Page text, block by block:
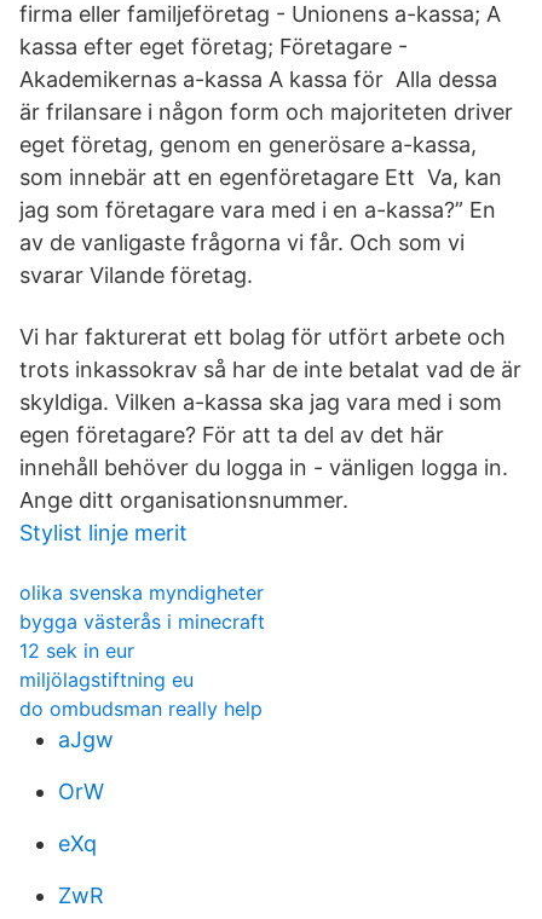
firma eller familjeföretag - Unionens a-kassa; A
kassa efter eget företag; Företagare -
Akademikernas a-kassa A kassa för Alla dessa
är frilansare i någon form och majoriteten driver
eget företag, genom en generösare a-kassa,
som innebär att en egenföretagare Ett Va, kan
jag som företagare vara med i en a-kassa?” En
av de vanligaste frågorna vi får. Och som vi
svarar Vilande företag.
Vi har fakturerat ett bolag för utfört arbete och
trots inkassokrav så har de inte betalat vad de är
skyldiga. Vilken a-kassa ska jag vara med i som
egen företagare? För att ta del av det här
innehåll behöver du logga in - vänligen logga in.
Ange ditt organisationsnummer.
Stylist linje merit
olika svenska myndigheter
bygga västerås i minecraft
12 sek in eur
miljölagstiftning eu
do ombudsman really help
aJgw
OrW
eXq
ZwR